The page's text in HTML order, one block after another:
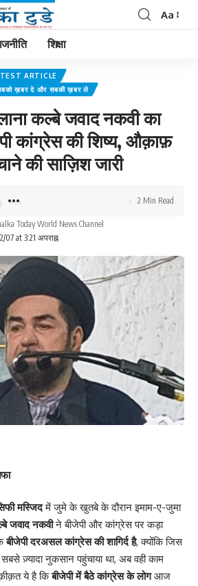
Aa
शिक्षा
ARTICLE
ख़बर दे और सबकी ख़बर ले
कल्बे जवाद नकवी का
कांग्रेस की शिष्य, औक़ाफ़
की साज़िश जारी
07 at 3:21 अपराह्न
Today World News Channel
2 Min Read
मस्जिदमें जुमे के खुतबे के दौरान इमाम-ए-जुमा
जवाद नकवीने बीजेपी और कांग्रेस पर कड़ा
बीजेपी दरअसल कांग्रेस की शागिर्द है, क्योंकि जिस
ज़्यादा नुकसान पहुंचाया था, अब वही काम
ये है किबीजेपी में बैठे कांग्रेस के लोगआज